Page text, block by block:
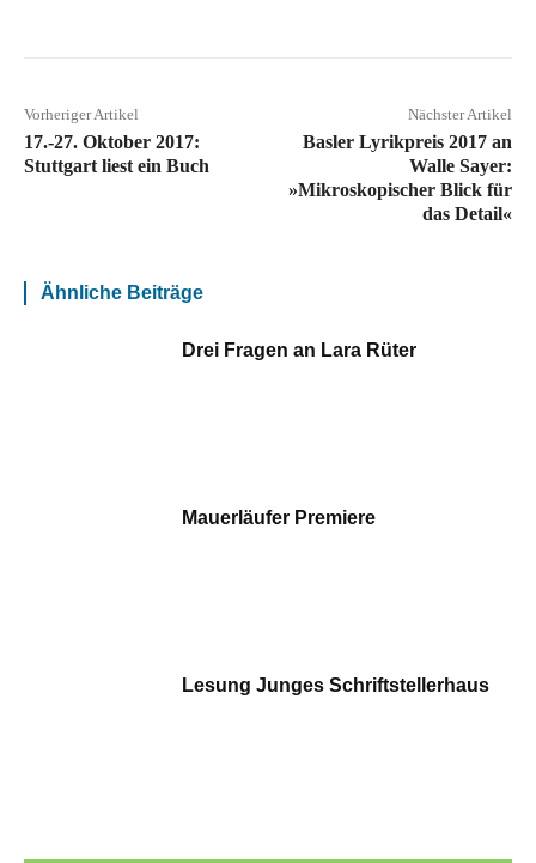
Vorheriger Artikel
17.-27. Oktober 2017:
Stuttgart liest ein Buch
Nächster Artikel
Basler Lyrikpreis 2017 an
Walle Sayer:
»Mikroskopischer Blick für
das Detail«
Ähnliche Beiträge
Drei Fragen an Lara Rüter
Mauerläufer Premiere
Lesung Junges Schriftstellerhaus